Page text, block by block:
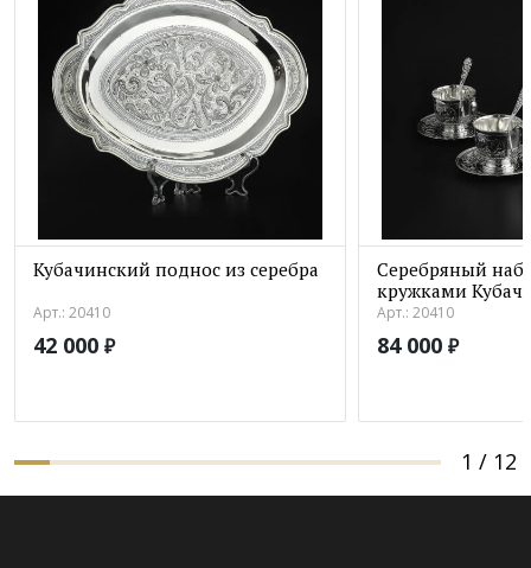
Кубачинский поднос из серебра
Арт.: 20410
42 000 ₽
Серебряный
кружками
Арт.: 20410
84 000 ₽
1 / 12